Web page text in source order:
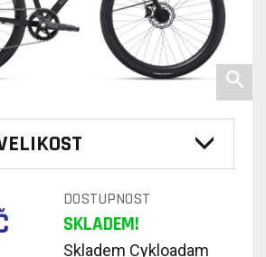
DOSTUPNOST
SKLADEM!
Skladem Cykloadam